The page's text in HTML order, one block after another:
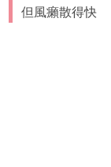
但風癩散得快